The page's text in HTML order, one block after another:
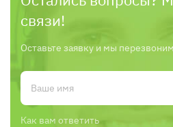
связи!
Оставьте заявку и мы
Как вам ответить